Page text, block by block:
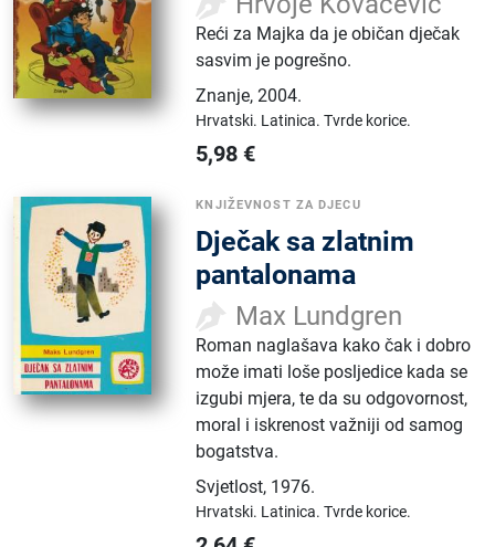
Reći za Majka da je običan dječak
sasvim je pogrešno.
Znanje,2004.
Hrvatski. Latinica.Tvrde korice.
5,98 €
KNJIŽEVNOST ZA DJECU
Dječak sa zlatnim
pantalonama
Max Lundgren
Roman naglašava kako čak i dobro
može imati loše posljedice kada se
izgubi mjera, te da su odgovornost,
moral i iskrenost važniji od samog
bogatstva.
Svjetlost, 1976.
Hrvatski. Latinica.Tvrde korice.